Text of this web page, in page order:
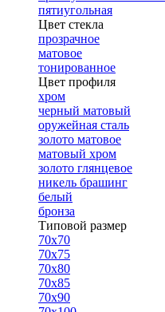
пятиугольная
Цвет стекла
прозрачное
матовое
тонированное
Цвет профиля
хром
черный матовый
оружейная сталь
золото матовое
матовый хром
золото глянцевое
никель брашинг
белый
бронза
Типовой размер
70х70
70х75
70х80
70х85
70х90